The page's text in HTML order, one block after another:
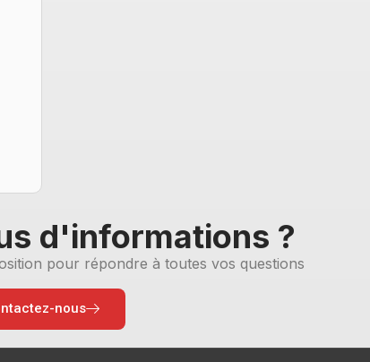
d'informations ?
pour répondre à toutes vos questions
nous